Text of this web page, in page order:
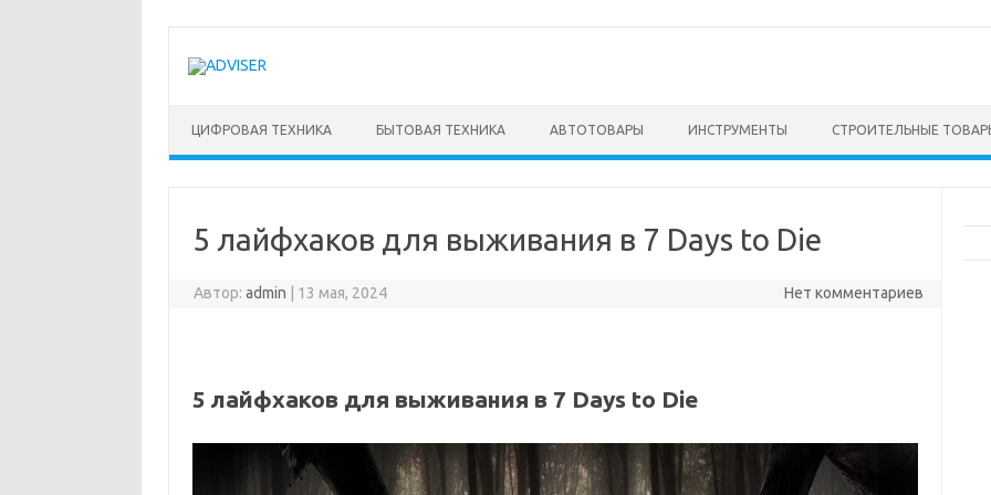
содержимому
ЦИФРОВАЯ ТЕХНИКА БЫТОВАЯ ТЕХНИКА АВТОТОВАРЫ ИНСТРУМЕНТЫ СТРОИТЕЛЬНЫЕ
5 лайфхаков для выживания в 7 Days to Die
Автор:admin 13 мая, 2024 Нет комментариев
5 лайфхаков для выживания в 7 Days to Die